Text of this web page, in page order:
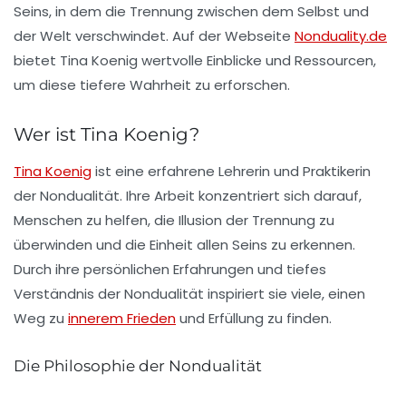
Seins, in dem die Trennung zwischen dem Selbst und
der Welt verschwindet. Auf der Webseite Nonduality.de
bietet Tina Koenig wertvolle Einblicke und Ressourcen,
um diese tiefere Wahrheit zu erforschen.
Wer ist Tina Koenig?
Tina Koenigist eine erfahrene Lehrerin und Praktikerin
der Nondualität. Ihre Arbeit konzentriert sich darauf,
Menschen zu helfen, die Illusion der Trennung zu
überwinden und die Einheit allen Seins zu erkennen.
Durch ihre persönlichen Erfahrungen und tiefes
Verständnis der Nondualität inspiriert sie viele, einen
Weg zu innerem Friedenund Erfüllung zu finden.
Die Philosophie der Nondualität